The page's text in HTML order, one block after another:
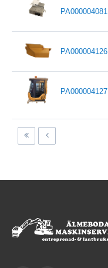
PA000004081
PA000004126
PA000004127